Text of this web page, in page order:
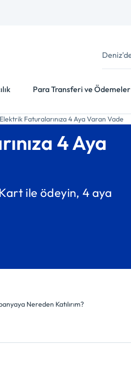
Para Transferi ve Ödemeler
Faturalarınıza 4 Aya Varan Vade
4 Aya
ile ödeyin, 4 aya
Nereden Katılırım?